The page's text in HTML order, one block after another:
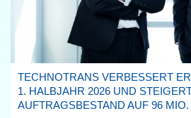
TECHNOTRANS VERBESSERT
1. HALBJAHR 2026 UND
AUFTRAGSBESTAND AUF 96 MIO.